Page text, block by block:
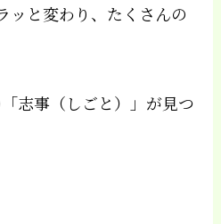
ッと変わり、たくさんの
志事（しごと）」が見つ